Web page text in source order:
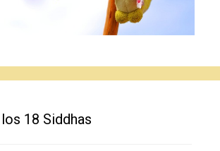
18 Siddhas